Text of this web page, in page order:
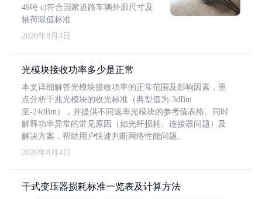
49吨 c)符合国家道路车辆外廓尺寸及
轴荷限值标准
2026年8月4日
光模块接收功率多少是正常
本文详细解答光模块接收功率的正常范围及影响因素，重
点分析千兆光模块的收光标准（典型值为-3dBm
至-24dBm），并提供不同速率光模块的参考值表格。同时
解释功率异常的常见原因（如光纤损耗、连接器问题）及
解决方案，帮助用户快速判断网络性能问题。
2026年8月4日
干式变压器损耗标准一览表及计算方法